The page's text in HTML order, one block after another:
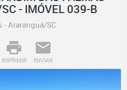
- IMÓVEL 039-B
- Araranguá/SC
IMPRIMIR ENVIAR